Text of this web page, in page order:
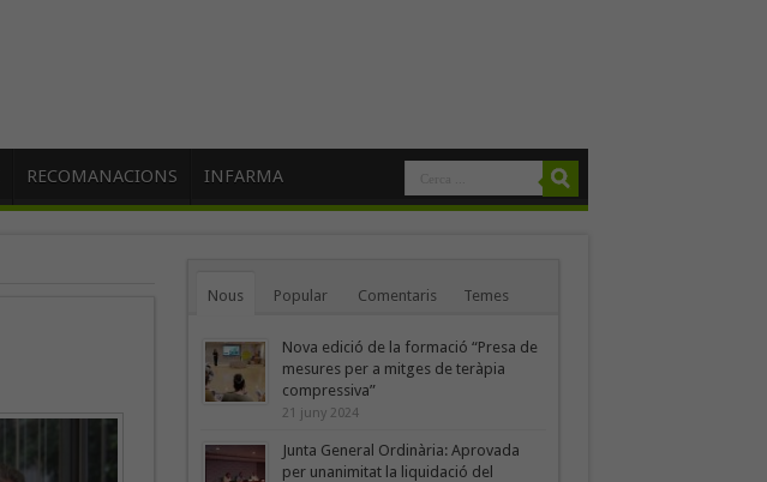
RECOMANACIONS INFARMA
Nous Popular Comentaris Temes
Nova edició de la formació “Presa de
mesures per a mitges de teràpia
compressiva”
21 juny 2024
Junta General Ordinària: Aprovada
per unanimitat la liquidació del